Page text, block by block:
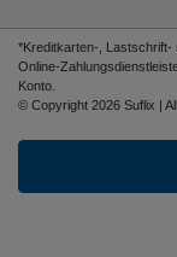
*Kreditkarten-, Lastschrift-
Online-
Konto.
© Copyright 2026 Suflix |